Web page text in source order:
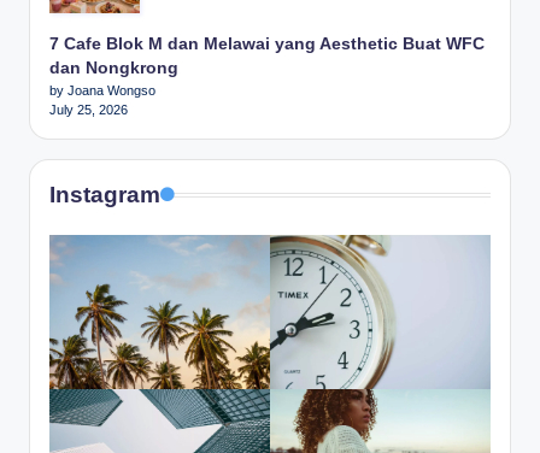
7 Cafe Blok M dan Melawai yang Aesthetic Buat WFC
dan Nongkrong
by Joana Wongso
July 25, 2026
Instagram